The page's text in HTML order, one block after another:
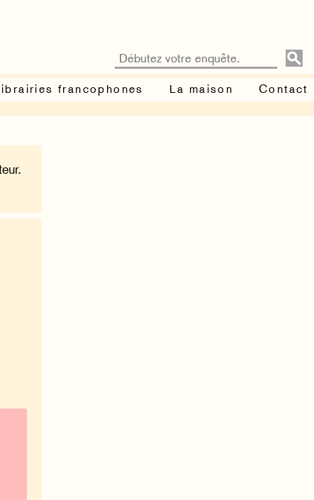
francophones La maison Contact